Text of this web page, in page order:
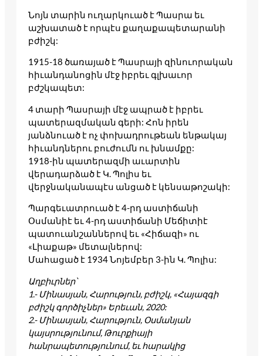
Նոյն տարին ուղարկուած է Պասրա եւ
աշխատած է որպէս քաղաքապետարանի
բժիշկ:
1915-18 ծառայած է Պասրայի զինուորական
հիւանդանոցին մէջ իբրեւ գլխաւոր
բժշկապետ:
4 տարի Պասրայի մէջ ապրած է իբրեւ
պատերազմական գերի: Հոն իրեն
յանձնուած է ոչ փոխադրութեան ենթակայ
հիւանդներու բուժումն ու խնամքը:
1918-ին պատերազմի աւարտին
վերադարձած է Կ. Պոլիս եւ
վերջնականապէս անցած է կենսաթոշակի:
Պարգեւատրուած է 4-րդ աստիճանի
Օսմանիէ եւ 4-րդ աստիճանի Մեճիտիէ
պատուանշաններով եւ «Հիճազի» ու
«Լիաքաթ» մետալներով:
Մահացած է 1934 Նոյեմբեր 3-ին Կ. Պոլիս:
Աղբիւրներ՝
1.- Մինասյան, Հարություն, բժիշկ, «Հայազգի
բժիշկ գործիչներ» Երեւան, 2020:
2.- Մինասյան, Հարություն, Օսմանյան
կայսրությունում, Թուրքիայի
հանրապետությունում, եւ հարակից